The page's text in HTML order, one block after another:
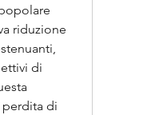
riduzione
di
di